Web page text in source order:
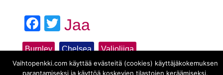
Facebook
Twitter
Jaa
Burnley Chelsea Valioliiga
Vaihtopenkki.com käyttää evästeitä (cookies) käyttäjäkokemuksen
parantamiseksi ja käyttöä koskevien tilastojen keräämiseksi.